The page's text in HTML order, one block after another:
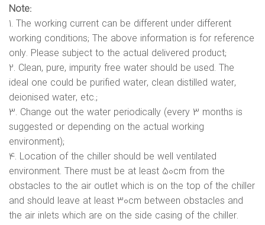
Note:
1. The working current can be different under different
working conditions; The above information is for reference
only. Please subject to the actual delivered product;
2. Clean, pure, impurity free water should be used. The
ideal one could be purified water, clean distilled water,
deionised water, etc.;
3. Change out the water periodically (every 3 months is
suggested or depending on the actual working
environment);
4. Location of the chiller should be well ventilated
environment. There must be at least 50cm from the
obstacles to the air outlet which is on the top of the chiller
and should leave at least 30cm between obstacles and
the air inlets which are on the side casing of the chiller.